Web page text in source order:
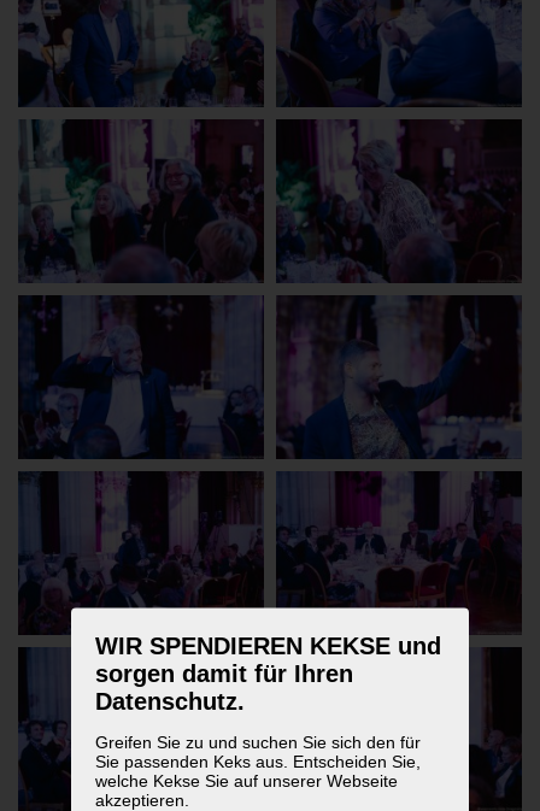
WIR SPENDIEREN KEKSE und
sorgen damit für Ihren
Datenschutz.
Greifen Sie zu und suchen Sie sich den für
Sie passenden Keks aus. Entscheiden Sie,
welche Kekse Sie auf unserer Webseite
akzeptieren.